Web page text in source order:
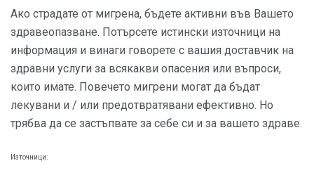
Ако страдате от мигрена, бъдете активни във Вашето
здравеопазване. Потърсете истински източници на
информация и винаги говорете с вашия доставчик на
здравни услуги за всякакви опасения или въпроси,
които имате. Повечето мигрени могат да бъдат
лекувани и / или предотвратявани ефективно. Но
трябва да се застъпвате за себе си и за вашето здраве.
Източници: